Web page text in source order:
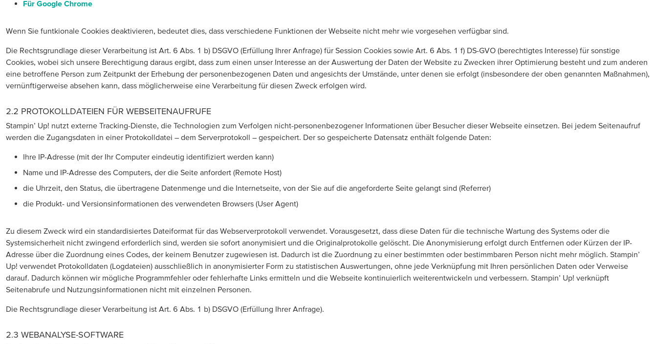
Für Google Chrome
Wenn Sie funtkionale Cookies deaktivieren, bedeutet dies, dass verschiedene Funktionen der Webseite nicht mehr wie vorgesehen verfügbar sind.
Die Rechtsgrundlage dieser Verarbeitung ist Art. 6 Abs. 1 b) DSGVO (Erfüllung Ihrer Anfrage) für Session Cookies sowie Art. 6 Abs. 1 f) DS-GVO (berechtigtes Interesse) für sonstige
Cookies, wobei sich unsere Berechtigung daraus ergibt, dass zum einen unser Interesse an der Auswertung der Daten der Website zu Zwecken ihrer Optimierung besteht und zum anderen
eine betroffene Person zum Zeitpunkt der Erhebung der personenbezogenen Daten und angesichts der Umstände, unter denen sie erfolgt (insbesondere der oben genannten Maßnahmen),
vernünftigerweise absehen kann, dass möglicherweise eine Verarbeitung für diesen Zweck erfolgen wird.
2.2 PROTOKOLLDATEIEN FÜR WEBSEITENAUFRUFE
Stampin’ Up! nutzt externe Tracking-Dienste, die Technologien zum Verfolgen nicht-personenbezogener Informationen über Besucher dieser Webseite einsetzen. Bei jedem Seitenaufruf
werden die Zugangsdaten in einer Protokolldatei – dem Serverprotokoll – gespeichert. Der so gespeicherte Datensatz enthält folgende Daten:
Ihre IP-Adresse (mit der Ihr Computer eindeutig identifiziert werden kann)
Name und IP-Adresse des Computers, der die Seite anfordert (Remote Host)
die Uhrzeit, den Status, die übertragene Datenmenge und die Internetseite, von der Sie auf die angeforderte Seite gelangt sind (Referrer)
die Produkt- und Versionsinformationen des verwendeten Browsers (User Agent)
Zu diesem Zweck wird ein standardisiertes Dateiformat für das Webserverprotokoll verwendet. Vorausgesetzt, dass diese Daten für die technische Wartung des Systems oder die
Systemsicherheit nicht zwingend erforderlich sind, werden sie sofort anonymisiert und die Originalprotokolle gelöscht. Die Anonymisierung erfolgt durch Entfernen oder Kürzen der IP-
Adresse über die Zuordnung eines Codes, der keinem Benutzer zugewiesen ist. Dadurch ist die Zuordnung zu einer bestimmten oder bestimmbaren Person nicht mehr möglich. Stampin’
Up! verwendet Protokolldaten (Logdateien) ausschließlich in anonymisierter Form zu statistischen Auswertungen, ohne jede Verknüpfung mit Ihren persönlichen Daten oder Verweise
darauf. Dadurch können wir mögliche Programmfehler oder fehlerhafte Links ermitteln und die Webseite kontinuierlich weiterentwickeln und verbessern. Stampin’ Up! verknüpft
Seitenabrufe und Nutzungsinformationen nicht mit einzelnen Personen.
Die Rechtsgrundlage dieser Verarbeitung ist Art. 6 Abs. 1 b) DSGVO (Erfüllung Ihrer Anfrage).
2.3 WEBANALYSE-SOFTWARE